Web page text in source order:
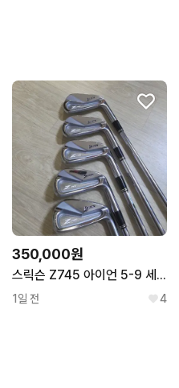
350,000원
스릭슨 Z745 아이언 5-9 세트
1일 전 4